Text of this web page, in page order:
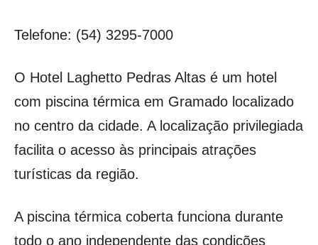
Telefone: (54) 3295-7000
O Hotel Laghetto Pedras Altas é um hotel
com piscina térmica em Gramado localizado
no centro da cidade. A localização privilegiada
facilita o acesso às principais atrações
turísticas da região.
A piscina térmica coberta funciona durante
todo o ano independente das condições